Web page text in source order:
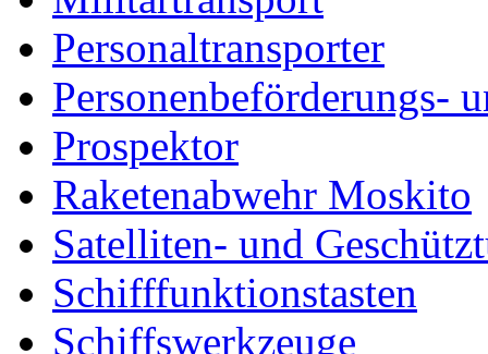
Personaltransporter
Personenbeförderungs-
Prospektor
Raketenabwehr Moskito
Satelliten- und
Schifffunktionstasten
Schiffswerkzeuge